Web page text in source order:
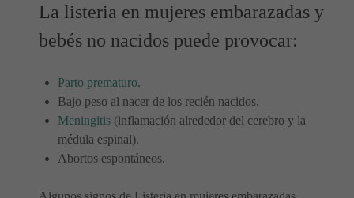
La listeria en mujeres embarazadas y
bebés no nacidos puede provocar:
Parto prematuro.
Bajo peso al nacer de los recién nacidos.
Meningitis (inflamación alrededor del cerebro y la
médula espinal).
Abortos espontáneos.